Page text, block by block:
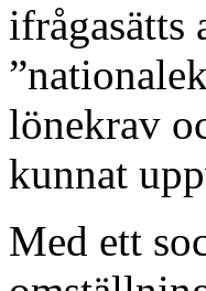
ifrågasätts
lönekrav
kunnat
Med ett